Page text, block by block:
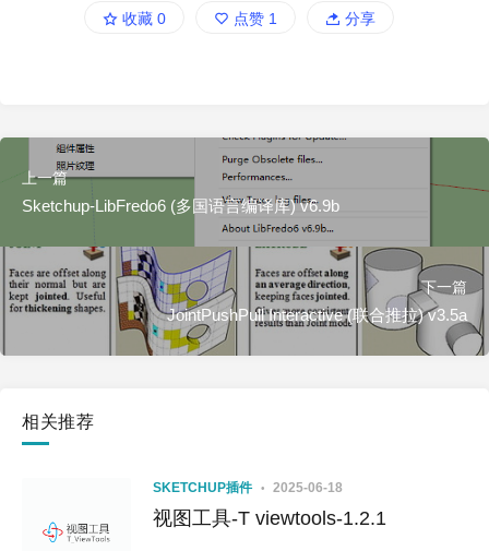
收藏 0 点赞 1 分享
上一篇
Sketchup-LibFredo6 (多国语言编译库) v6.9b
下一篇
JointPushPull Interactive (联合推拉) v3.5a
相关推荐
SKETCHUP插件 2025-06-18
视图工具-T viewtools-1.2.1